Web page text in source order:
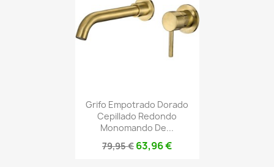
Grifo Empotrado Dorado
Cepillado Redondo
Monomando De...
79,95 € 63,96 €